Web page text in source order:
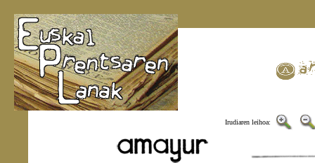
Irudiaren leihoa: